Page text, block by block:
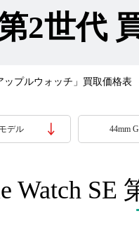
2世代
ップルウォッチ」買取価格表
デル 44mm
Watch SE